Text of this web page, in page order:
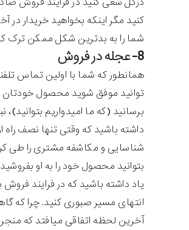
کنید مگر اینکه بخواهید خریدار در
شما را به بدترین شکل ممکن ترک
8- عجله در فروش
همانطور که شما با اولین تماس
توانید موفق شوید محصول خودتان
برسانید (که ما امیدواریم بتوانید)،
داشته باشید که وقتی تنها نصف راه
شناسایی و مکاشفه مشتری را طی
بتوانید محصول خود را به او
یاد داشته باشید که در فرایند فروش
انتهای مسیر صبوری کنید. چرا که
آخرین لحظه اتفاقی میافتد که